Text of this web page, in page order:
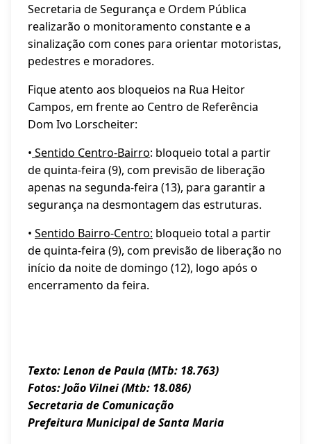
Secretaria de Segurança e Ordem Pública
realizarão o monitoramento constante e a
sinalização com cones para orientar motoristas,
pedestres e moradores.
Fique atento aos bloqueios na Rua Heitor
Campos, em frente ao Centro de Referência
Dom Ivo Lorscheiter:
• Sentido Centro-Bairro: bloqueio total a partir
de quinta-feira (9), com previsão de liberação
apenas na segunda-feira (13), para garantir a
segurança na desmontagem das estruturas.
• Sentido Bairro-Centro: bloqueio total a partir
de quinta-feira (9), com previsão de liberação no
início da noite de domingo (12), logo após o
encerramento da feira.
Texto: Lenon de Paula (MTb: 18.763)
Fotos: João Vilnei (Mtb: 18.086)
Secretaria de Comunicação
Prefeitura Municipal de Santa Maria